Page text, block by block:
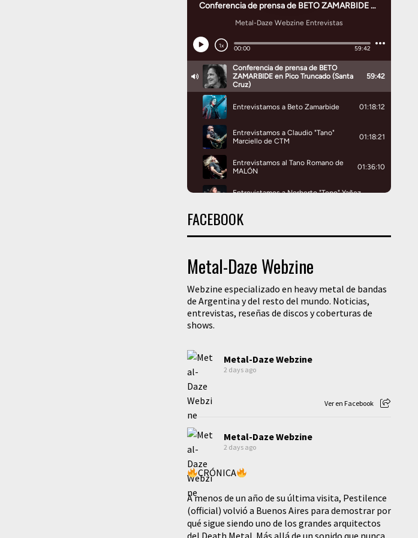
FACEBOOK
Metal-Daze Webzine
Webzine especializado en heavy metal de bandas
de Argentina y del resto del mundo. Noticias,
entrevistas, reseñas de discos y coberturas de
shows.
Metal-Daze Webzine
2 days ago
Ver en Facebook
Metal-Daze Webzine
2 days ago
CRÓNICA
A menos de un año de su última visita, Pestilence
(official) volvió a Buenos Aires para demostrar por
qué sigue siendo uno de los grandes arquitectos
del Death Metal. Más allá de un sonido que nunca